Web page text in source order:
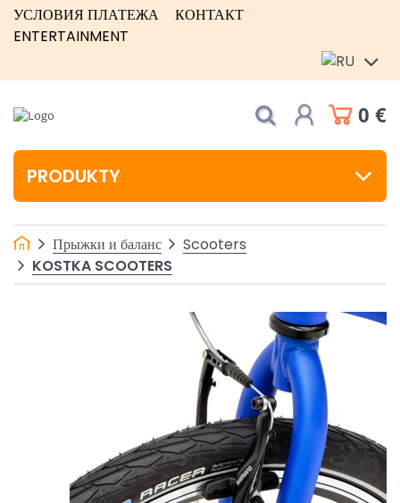
УСЛОВИЯ ПЛАТЕЖА
КОНТАКТ
ENTERTAINMENT
0 €
PRODUKTY
Прыжки и баланс
Scooters
KOSTKA SCOOTERS